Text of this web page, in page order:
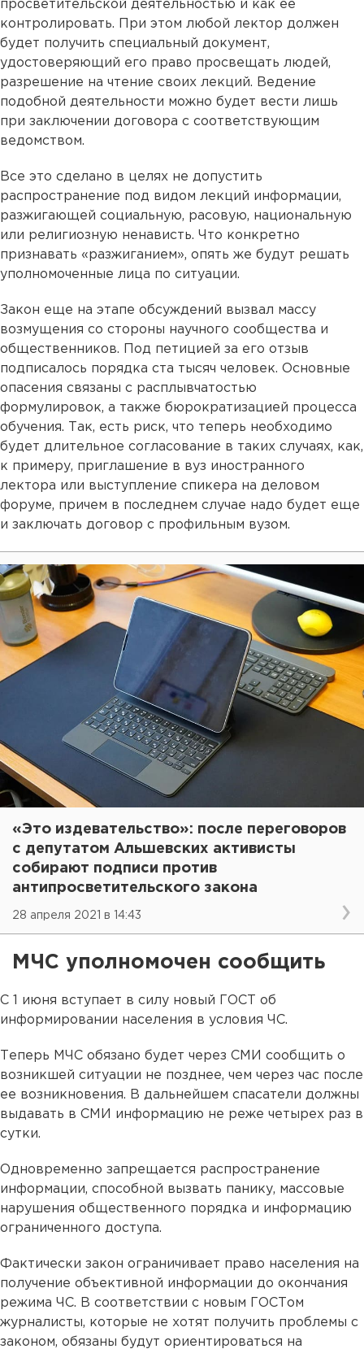
просветительской деятельностью и как ее
контролировать. При этом любой лектор должен
будет получить специальный документ,
удостоверяющий его право просвещать людей,
разрешение на чтение своих лекций. Ведение
подобной деятельности можно будет вести лишь
при заключении договора с соответствующим
ведомством.
Все это сделано в целях не допустить
распространение под видом лекций информации,
разжигающей социальную, расовую, национальную
или религиозную ненависть. Что конкретно
признавать «разжиганием», опять же будут решать
уполномоченные лица по ситуации.
Закон еще на этапе обсуждений вызвал массу
возмущения со стороны научного сообщества и
общественников. Под петицией за его отзыв
подписалось порядка ста тысяч человек. Основные
опасения связаны с расплывчатостью
формулировок, а также бюрократизацией процесса
обучения. Так, есть риск, что теперь необходимо
будет длительное согласование в таких случаях, как,
к примеру, приглашение в вуз иностранного
лектора или выступление спикера на деловом
форуме, причем в последнем случае надо будет еще
и заключать договор с профильным вузом.
«Это издевательство»: после переговоров
с депутатом Альшевских активисты
собирают подписи против
антипросветительского закона
28 апреля 2021 в 14:43
МЧС уполномочен сообщить
С 1 июня вступает в силу новый ГОСТ об
информировании населения в условия ЧС.
Теперь МЧС обязано будет через СМИ сообщить о
возникшей ситуации не позднее, чем через час после
ее возникновения. В дальнейшем спасатели должны
выдавать в СМИ информацию не реже четырех раз в
сутки.
Одновременно запрещается распространение
информации, способной вызвать панику, массовые
нарушения общественного порядка и информацию
ограниченного доступа.
Фактически закон ограничивает право населения на
получение объективной информации до окончания
режима ЧС. В соответствии с новым ГОСТом
журналисты, которые не хотят получить проблемы с
законом, обязаны будут ориентироваться на